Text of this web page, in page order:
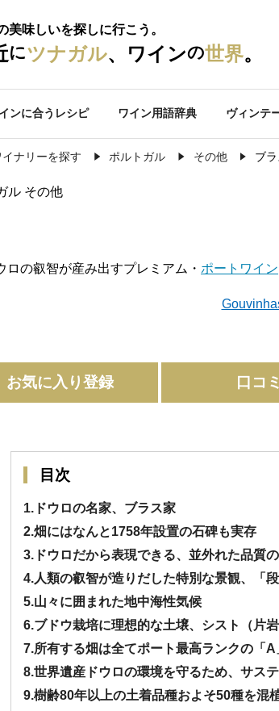
美味しいを探しに行こう。
にツナガル、ワインの世界。
ンに合うレシピ ワイン用語辞典 ヴィンテ
イナリーを探す ポルトガル その他 ブラ
ル その他
ロの叡智が産み出すプレミアム・ ポートワイン
お気に入り登録 口コミ
目次
1.ドウロの名家、ブラス家
2.畑にはなんと1758年設置の石碑も実存
3.ドウロだから表現できる、並外れた品質
4.人類の叡智が造りだした特別な景観、「段
5.山々に囲まれた地中海性気候
6.ブドウ栽培に理想的な土壌、シスト（片岩
7.所有する畑は全てポート最高ランクの「A
8.世界遺産ドウロの環境を守るため、サス
9.樹齢80年以上の土着品種およそ50種を混